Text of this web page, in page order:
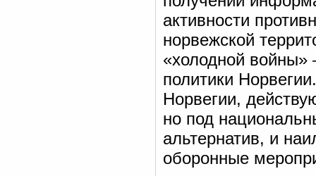
активности
норвежской
«холодной
политики
Норвегии,
но под
альтернатив, и
оборонные